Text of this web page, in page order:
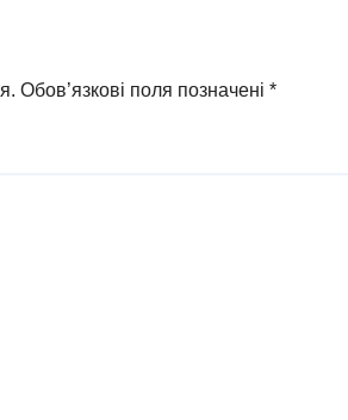
Обов’язкові поля позначені *